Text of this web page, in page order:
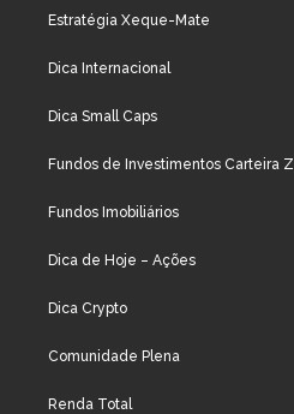
Estratégia Xeque-Mate
Dica Internacional
Dica Small Caps
Fundos de Investimentos Carteira Z
Fundos Imobiliários
Dica de Hoje – Ações
Dica Crypto
Comunidade Plena
Renda Total